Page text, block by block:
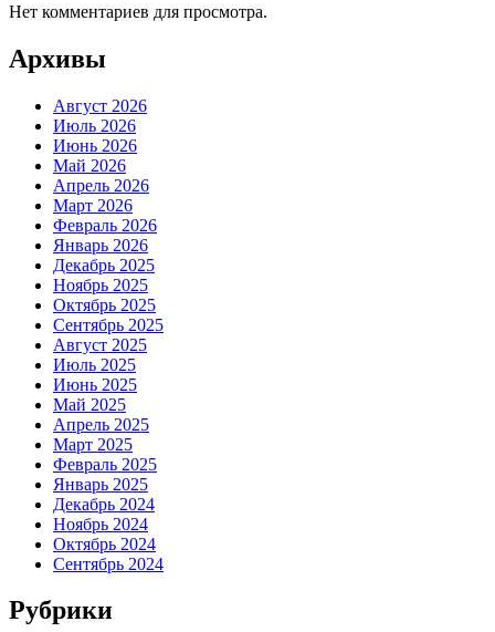
Нет комментариев для просмотра.
Архивы
Август 2026
Июль 2026
Июнь 2026
Май 2026
Апрель 2026
Март 2026
Февраль 2026
Январь 2026
Декабрь 2025
Ноябрь 2025
Октябрь 2025
Сентябрь 2025
Август 2025
Июль 2025
Июнь 2025
Май 2025
Апрель 2025
Март 2025
Февраль 2025
Январь 2025
Декабрь 2024
Ноябрь 2024
Октябрь 2024
Сентябрь 2024
Рубрики